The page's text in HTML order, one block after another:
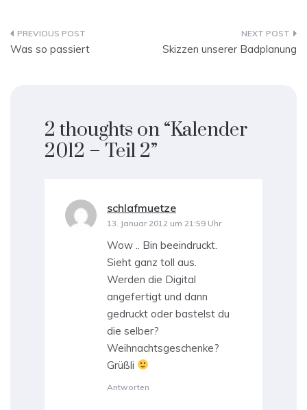
Beitragsnavigation
Was so passiert Skizzen unserer Badplanung
2 thoughts on “Kalender
2012 – Teil 2”
schlafmuetze
13. Januar 2012 um 21:59 Uhr
Wow .. Bin beeindruckt.
Sieht ganz toll aus.
Werden die Digital
angefertigt und dann
gedruckt oder bastelst du
die selber?
Weihnachtsgeschenke?
Grüßli
Antworten